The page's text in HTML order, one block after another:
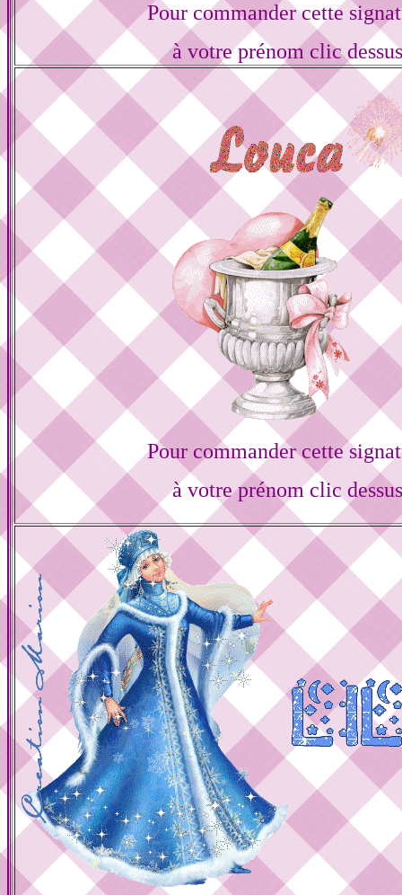
Pour commander cette
à votre prénom clic dessus
Pour commander cette
à votre prénom clic dessus